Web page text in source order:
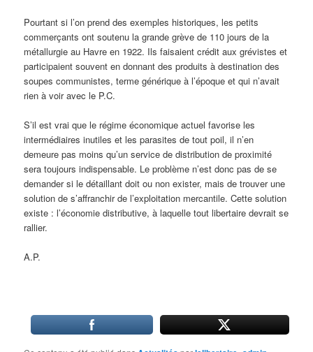
Pourtant si l’on prend des exemples historiques, les petits
commerçants ont soutenu la grande grève de 110 jours de la
métallurgie au Havre en 1922. Ils faisaient crédit aux grévistes et
participaient souvent en donnant des produits à destination des
soupes communistes, terme générique à l’époque et qui n’avait
rien à voir avec le P.C.
S’il est vrai que le régime économique actuel favorise les
intermédiaires inutiles et les parasites de tout poil, il n’en
demeure pas moins qu’un service de distribution de proximité
sera toujours indispensable. Le problème n’est donc pas de se
demander si le détaillant doit ou non exister, mais de trouver une
solution de s’affranchir de l’exploitation mercantile. Cette solution
existe : l’économie distributive, à laquelle tout libertaire devrait se
rallier.
A.P.